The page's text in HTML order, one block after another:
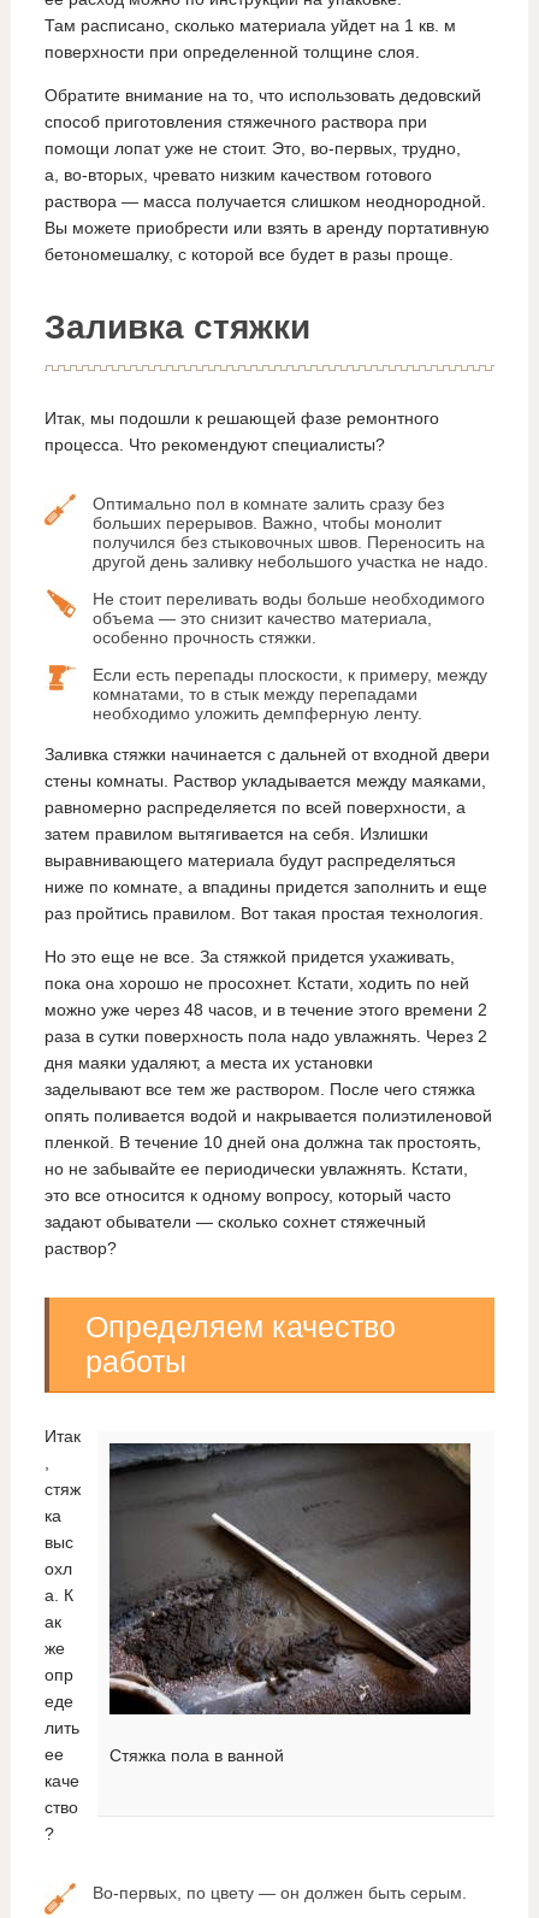
Там расписано, сколько материала уйдет на 1 кв. м
поверхности при определенной толщине слоя.
Обратите внимание на то, что использовать дедовский
способ приготовления стяжечного раствора при
помощи лопат уже не стоит. Это, во-первых, трудно,
а, во-вторых, чревато низким качеством готового
раствора — масса получается слишком неоднородной.
Вы можете приобрести или взять в аренду портативную
бетономешалку, с которой все будет в разы проще.
Заливка стяжки
Итак, мы подошли к решающей фазе ремонтного
процесса. Что рекомендуют специалисты?
Оптимально пол в комнате залить сразу без
больших перерывов. Важно, чтобы монолит
получился без стыковочных швов. Переносить на
другой день заливку небольшого участка не надо.
Не стоит переливать воды больше необходимого
объема — это снизит качество материала,
особенно прочность стяжки.
Если есть перепады плоскости, к примеру, между
комнатами, то в стык между перепадами
необходимо уложить демпферную ленту.
Заливка стяжки начинается с дальней от входной двери
стены комнаты. Раствор укладывается между маяками,
равномерно распределяется по всей поверхности, а
затем правилом вытягивается на себя. Излишки
выравнивающего материала будут распределяться
ниже по комнате, а впадины придется заполнить и еще
раз пройтись правилом. Вот такая простая технология.
Но это еще не все. За стяжкой придется ухаживать,
пока она хорошо не просохнет. Кстати, ходить по ней
можно уже через 48 часов, и в течение этого времени 2
раза в сутки поверхность пола надо увлажнять. Через 2
дня маяки удаляют, а места их установки
заделывают все тем же раствором. После чего стяжка
опять поливается водой и накрывается полиэтиленовой
пленкой. В течение 10 дней она должна так простоять,
но не забывайте ее периодически увлажнять. Кстати,
это все относится к одному вопросу, который часто
задают обыватели — сколько сохнет стяжечный
раствор?
Определяем качество
работы
Стяжка пола в ванной
Итак
стяж
ка
выс
охл
а. К
ак
же
опр
еде
лить
ее
каче
ство
?
Во-первых, по цвету — он должен быть серым.